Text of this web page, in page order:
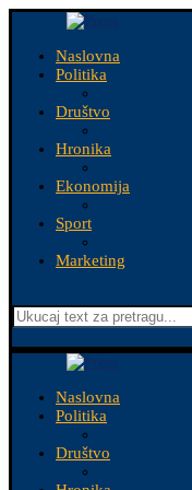
Naslovna
Politika
Društvo
Hronika
Ekonomija
Sport
Marketing
Naslovna
Politika
Društvo